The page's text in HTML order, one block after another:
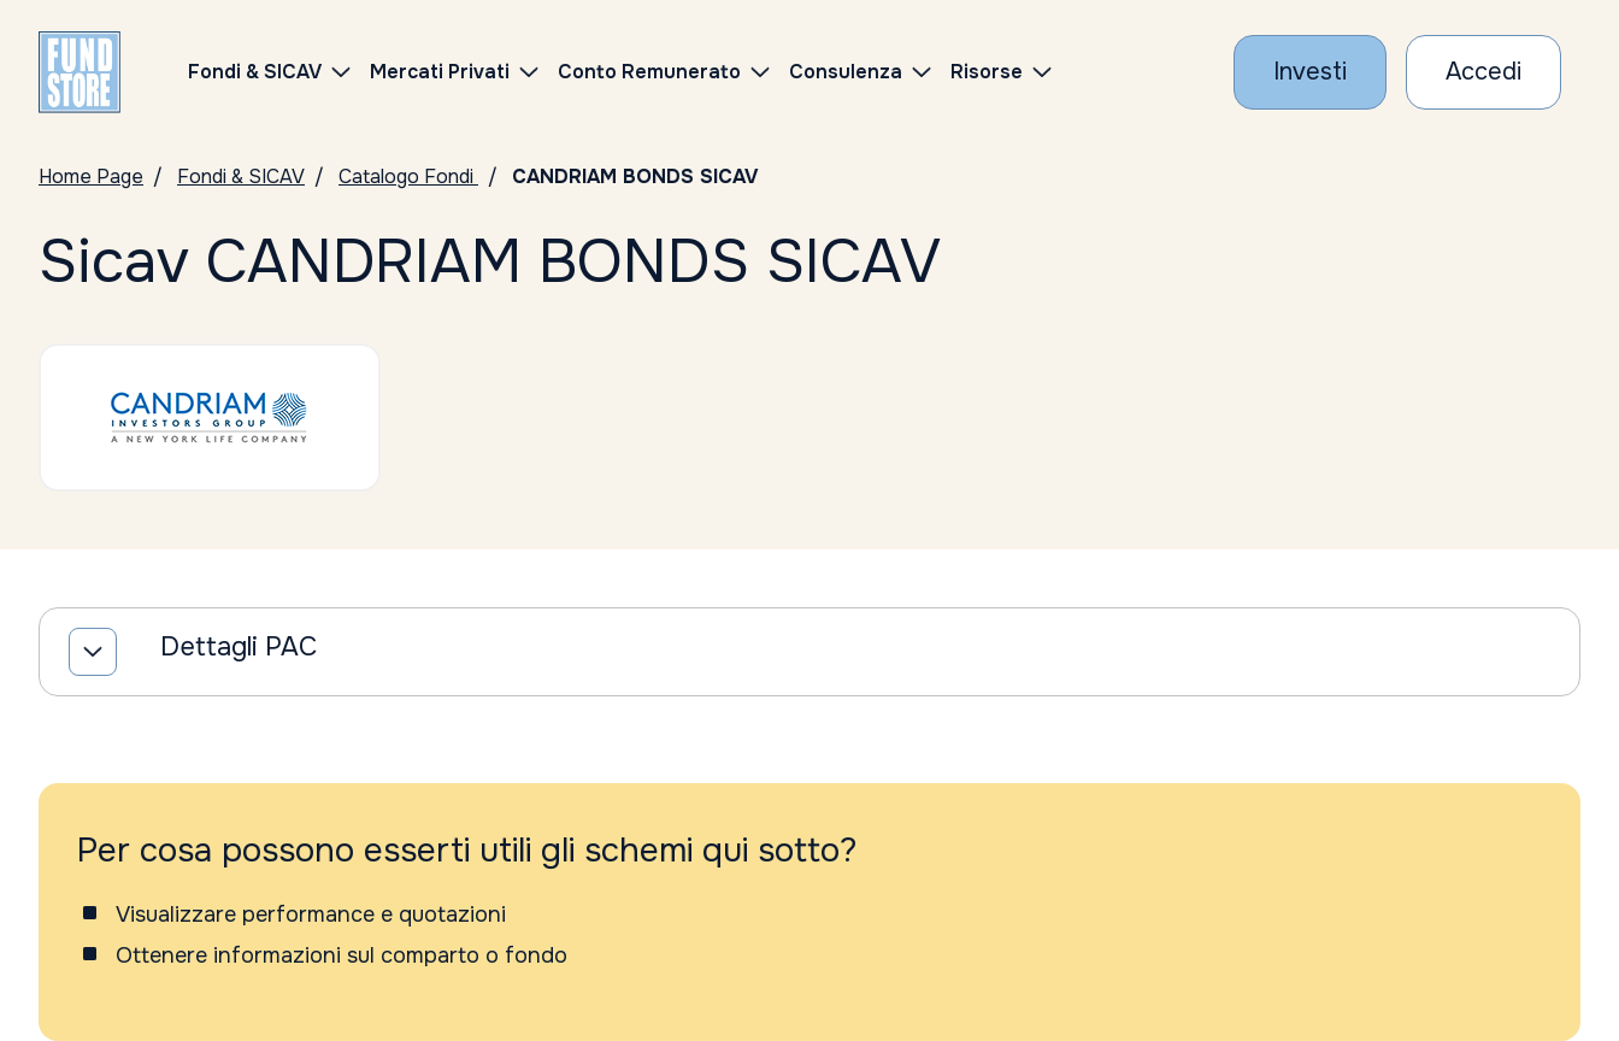
Fondi & SICAV Mercati Privati Conto Remunerato Consulenza Risorse Investi Accedi
Home Page Fondi & SICAV Catalogo Fondi CANDRIAM BONDS SICAV
Sicav CANDRIAM BONDS SICAV
Dettagli PAC
Per cosa possono esserti utili gli schemi qui sotto?
Visualizzare performance e quotazioni
Ottenere informazioni sul comparto o fondo